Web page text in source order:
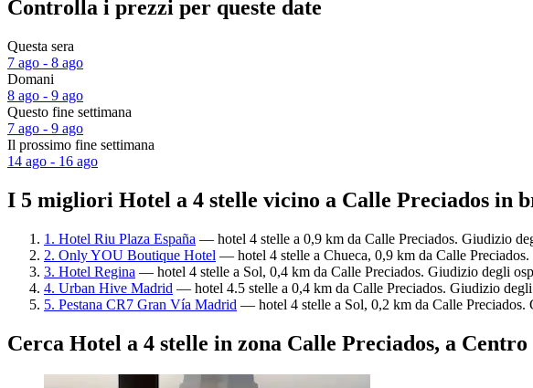
Controlla i prezzi per queste date
Questa sera
7 ago - 8 ago
Domani
8 ago - 9 ago
Questo fine settimana
7 ago - 9 ago
Il prossimo fine settimana
14 ago - 16 ago
I 5 migliori Hotel a 4 stelle vicino a Calle Preciados in
1. Hotel Riu Plaza España — hotel 4 stelle a 0,9 km da Calle Preciados. Giudizio
2. Only YOU Boutique Hotel — hotel 4 stelle a Chueca, 0,9 km da Calle
3. Hotel Regina — hotel 4 stelle a Sol, 0,4 km da Calle Preciados. Giudizio degli
4. Urban Hive Madrid — hotel 4.5 stelle a 0,4 km da Calle Preciados. Giudizio
5. Pestana CR7 Gran Vía Madrid — hotel 4 stelle a Sol, 0,2 km da Calle
Cerca Hotel a 4 stelle in zona Calle Preciados, a